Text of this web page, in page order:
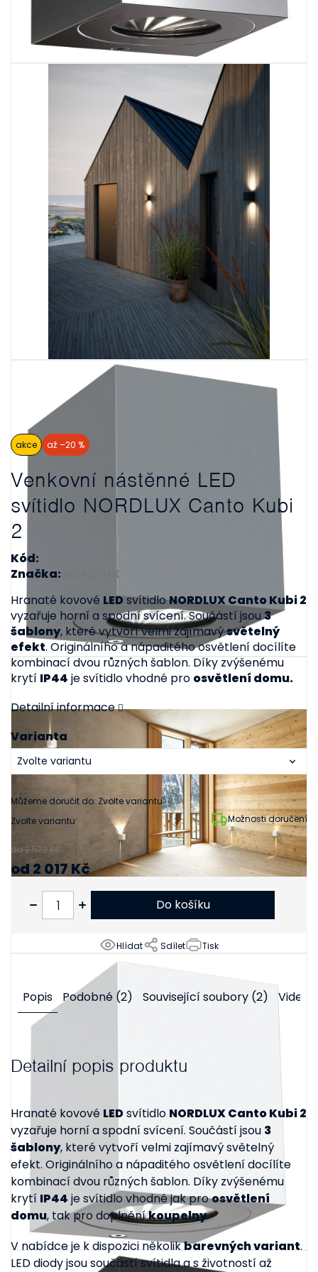
Venkovní nástěnné LED
svítidlo NORDLUX Canto Kubi
2
Kód:
akce až –20 %
Značka: NORDLUX
Zvolte variantu Možnosti doručení
Varianta
Můžeme doručit do: Zvolte variantu
Hranaté kovové LEDsvítidloNORDLUX Canto Kubi 2
vyzařuje horní a spodní svícení. Součástí jsou3
šablony, které vytvoří velmi zajímavýsvětelný
efekt. Originálního a nápaditého osvětlení docílíte
kombinací dvou různých šablon. Díky zvýšenému
krytí IP44 je svítidlo vhodné pro osvětlení domu.
Detailní informace
Tisk
Hlídat Sdílet
od 2 522 Kč
od 2 017 Kč
Do košíku
Popis Podobné (2) Související soubory (2) Videa
Detailní popis produktu
Hranaté kovové LEDsvítidlo NORDLUX Canto Kubi 2
vyzařuje horní a spodní svícení. Součástí jsou 3
šablony, které vytvoří velmi zajímavý světelný
efekt. Originálního a nápaditého osvětlení docílíte
kombinací dvou různých šablon. Díky zvýšenému
krytí IP44 je svítidlo vhodné jak proosvětlení
domu, tak pro doplněníkoupelny.
V nabídce je k dispozici několikbarevných variant.
LED diody jsou součástí svítidla a s životností až